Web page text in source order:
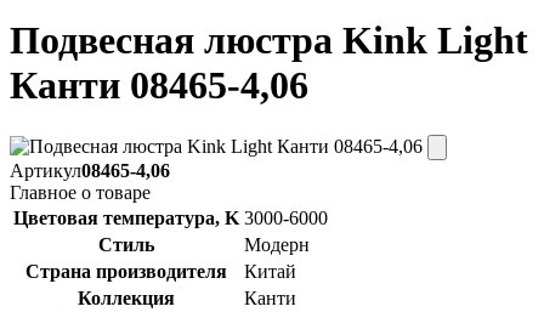
Подвесная люстра Kink Light
Канти 08465-4,06
Артикул08465-4,06
Главное о товаре
Цветовая температура, K 3000-6000
Стиль
Модерн
Страна производителя
Китай
Коллекция
Канти